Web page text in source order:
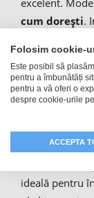
cum dorești.
cană emailată
cană emailată
model unicat.
tărie. Cana
ergonomică,
ideală pentru
Folosim cookie-
Este posibil să
pentru a îmbunătăți
pentru a vă oferi o
despre cookie-urile
ACCEPTA